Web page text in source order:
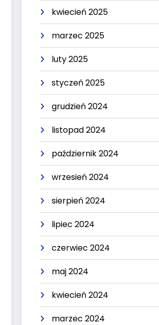
kwiecień 2025
marzec 2025
luty 2025
styczeń 2025
grudzień 2024
listopad 2024
październik 2024
wrzesień 2024
sierpień 2024
lipiec 2024
czerwiec 2024
maj 2024
kwiecień 2024
marzec 2024